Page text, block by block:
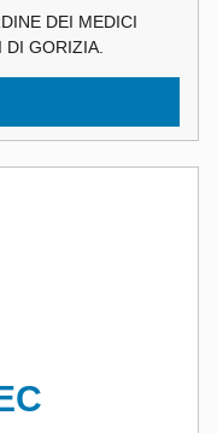
DEI MEDICI
GORIZIA.